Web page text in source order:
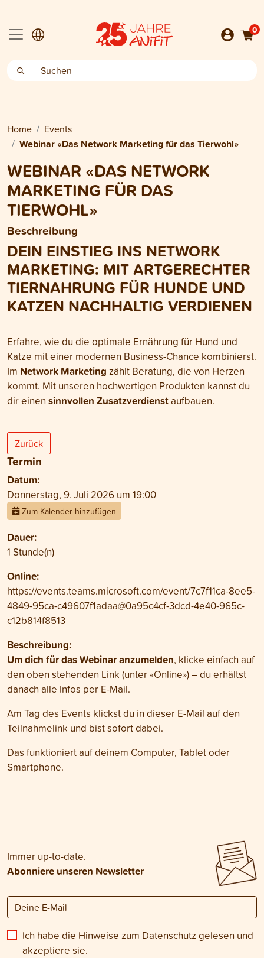
0
Home Events
Webinar «Das Network Marketing für das Tierwohl»
WEBINAR «DAS NETWORK
MARKETING FÜR DAS
TIERWOHL»
Beschreibung
DEIN EINSTIEG INS NETWORK
MARKETING: MIT ARTGERECHTER
TIERNAHRUNG FÜR HUNDE UND
KATZEN NACHHALTIG VERDIENEN
Erfahre, wie du die optimale Ernährung für Hund und
Katze mit einer modernen Business-Chance kombinierst.
Im Network Marketing zählt Beratung, die von Herzen
kommt. Mit unseren hochwertigen Produkten kannst du
dir einen sinnvollen Zusatzverdienst aufbauen.
Zurück
Termin
Datum:
Donnerstag, 9. Juli 2026 um 19:00
Zum Kalender hinzufügen
Dauer:
1 Stunde(n)
Online:
https://events.teams.microsoft.com/event/7c7f11ca-8ee5-
4849-95ca-c49607f1adaa@0a95c4cf-3dcd-4e40-965c-
c12b814f8513
Beschreibung:
Um dich für das Webinar anzumelden, klicke einfach auf
den oben stehenden Link (unter «Online») – du erhältst
danach alle Infos per E-Mail.
Am Tag des Events klickst du in dieser E-Mail auf den
Teilnahmelink und bist sofort dabei.
Das funktioniert auf deinem Computer, Tablet oder
Smartphone.
Immer up-to-date.
Abonniere unseren Newsletter
Ich habe die Hinweise zum Datenschutz gelesen und
akzeptiere sie.